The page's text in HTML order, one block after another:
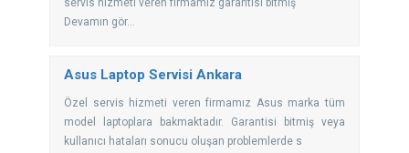
servis hizmeti veren firmamız garantisi bitmiş
Devamın gör...
Asus Laptop Servisi Ankara
Özel servis hizmeti veren firmamız Asus marka tüm
model laptoplara bakmaktadır. Garantisi bitmiş veya
kullanıcı hataları sonucu oluşan problemlerde s